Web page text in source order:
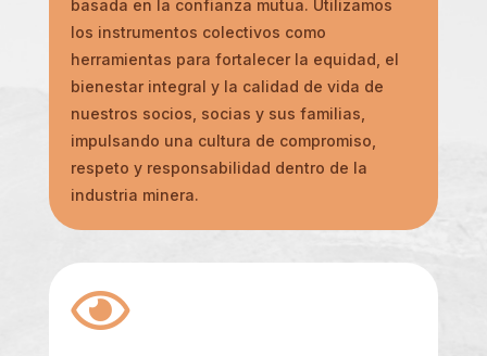
basada en la confianza mutua. Utilizamos
los instrumentos colectivos como
herramientas para fortalecer la equidad, el
bienestar integral y la calidad de vida de
nuestros socios, socias y sus familias,
impulsando una cultura de compromiso,
respeto y responsabilidad dentro de la
industria minera.
